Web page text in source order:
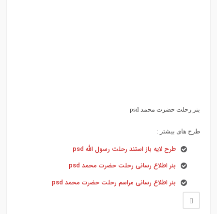
بنر رحلت حضرت محمد psd
طرح های بیشتر :
طرح لایه باز استند رحلت رسول الله psd
بنر اطلاع رسانی رحلت حضرت محمد psd
بنر اطلاع رسانی مراسم رحلت حضرت محمد psd